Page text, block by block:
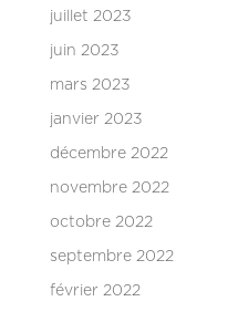
juillet 2023
juin 2023
mars 2023
janvier 2023
décembre 2022
novembre 2022
octobre 2022
septembre 2022
février 2022